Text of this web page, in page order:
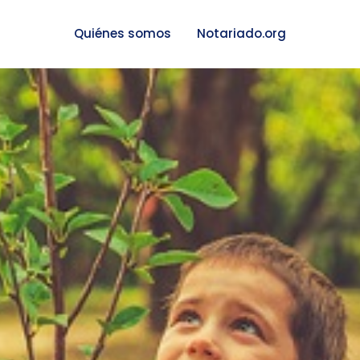
Quiénes somos Notariado.org